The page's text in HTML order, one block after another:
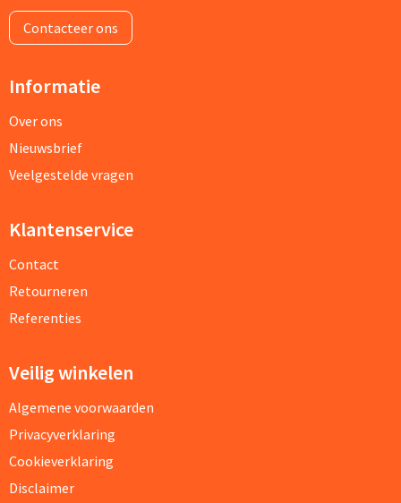
Contacteer ons
Informatie
Over ons
Nieuwsbrief
Veelgestelde vragen
Klantenservice
Contact
Retourneren
Referenties
Veilig winkelen
Algemene voorwaarden
Privacyverklaring
Cookieverklaring
Disclaimer